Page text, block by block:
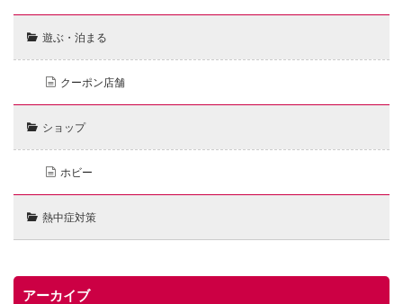
遊ぶ・泊まる
クーポン店舗
ショップ
ホビー
熱中症対策
アーカイブ